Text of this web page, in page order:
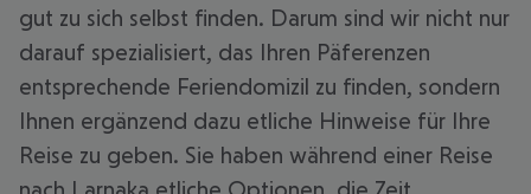
gut zu sich selbst finden. Darum sind wir nicht nur
darauf spezialisiert, das Ihren Päferenzen
entsprechende Feriendomizil zu finden, sondern
Ihnen ergänzend dazu etliche Hinweise für Ihre
Reise zu geben. Sie haben während einer Reise